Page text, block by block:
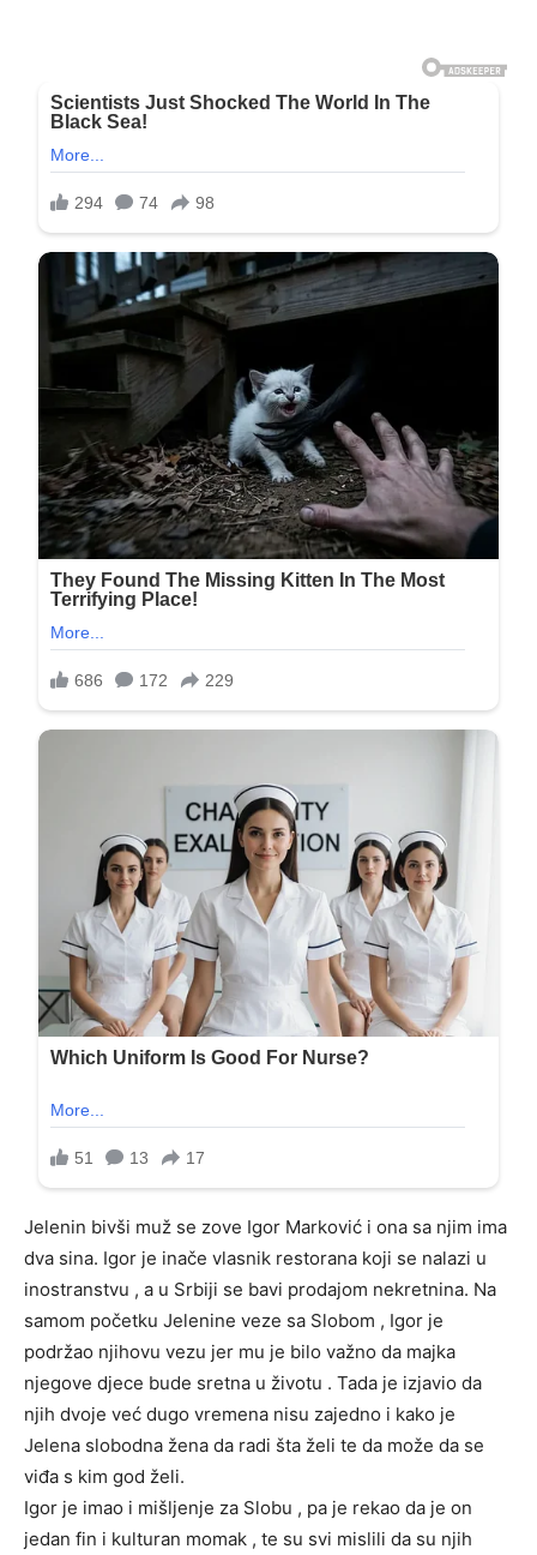
Jelenin bivši muž se zove Igor Marković i ona sa njim ima
dva sina. Igor je inače vlasnik restorana koji se nalazi u
inostranstvu , a u Srbiji se bavi prodajom nekretnina. Na
samom početku Jelenine veze sa Slobom , Igor je
podržao njihovu vezu jer mu je bilo važno da majka
njegove djece bude sretna u životu . Tada je izjavio da
njih dvoje već dugo vremena nisu zajedno i kako je
Jelena slobodna žena da radi šta želi te da može da se
viđa s kim god želi.
Igor je imao i mišljenje za Slobu , pa je rekao da je on
jedan fin i kulturan momak , te su svi mislili da su njih